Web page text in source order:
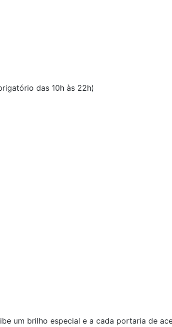
das 10h às 22h)
um brilho especial e a cada portaria de